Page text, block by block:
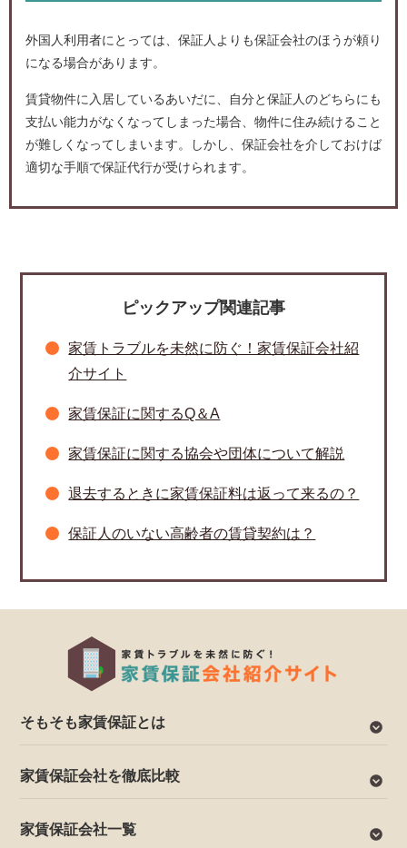
外国人利用者にとっては、保証人よりも保証会社のほうが頼り
になる場合があります。
賃貸物件に入居しているあいだに、自分と保証人のどちらにも
支払い能力がなくなってしまった場合、物件に住み続けること
が難しくなってしまいます。しかし、保証会社を介しておけば
適切な手順で保証代行が受けられます。
ピックアップ関連記事
家賃トラブルを未然に防ぐ！家賃保証会社紹
介サイト
家賃保証に関するQ＆A
家賃保証に関する協会や団体について解説
退去するときに家賃保証料は返って来るの？
保証人のいない高齢者の賃貸契約は？
そもそも家賃保証とは
家賃保証会社を徹底比較
家賃保証会社一覧